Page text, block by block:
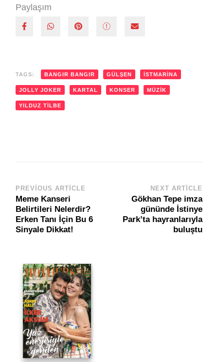
Paylaşım
TAGS: BANGIR BANGIR GÜLŞEN ISTMARINA
JOLLY JOKER KARTAL KONSER MÜZIK
YILDUZ TILBE
Post
Navigation
PREVIOUS ARTICLE
Meme Kanseri
Belirtileri Nelerdir?
Erken Tanı İçin Bu 6
Sinyale Dikkat!
NEXT ARTICLE
Gökhan Tepe imza
gününde İstinye
Park’ta hayranlarıyla
buluştu